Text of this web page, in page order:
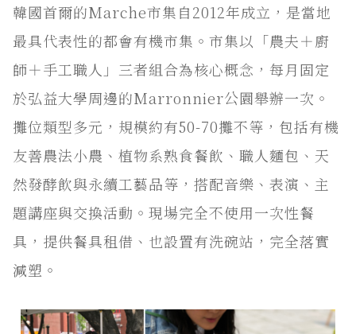
韓國首爾的Marche市集自2012年成立，是當地
最具代表性的都會有機市集。市集以「農夫＋廚
師＋手工職人」三者組合為核心概念，每月固定
於弘益大學周邊的Marronnier公園舉辦一次。
攤位類型多元，規模約有50-70攤不等，包括有機
友善農法小農、植物系熟食餐飲、職人麵包、天
然發酵飲與永續工藝品等，搭配音樂、表演、主
題講座與交換活動。現場完全不使用一次性餐
具，提供餐具租借、也設置有洗碗站，完全落實
減塑。